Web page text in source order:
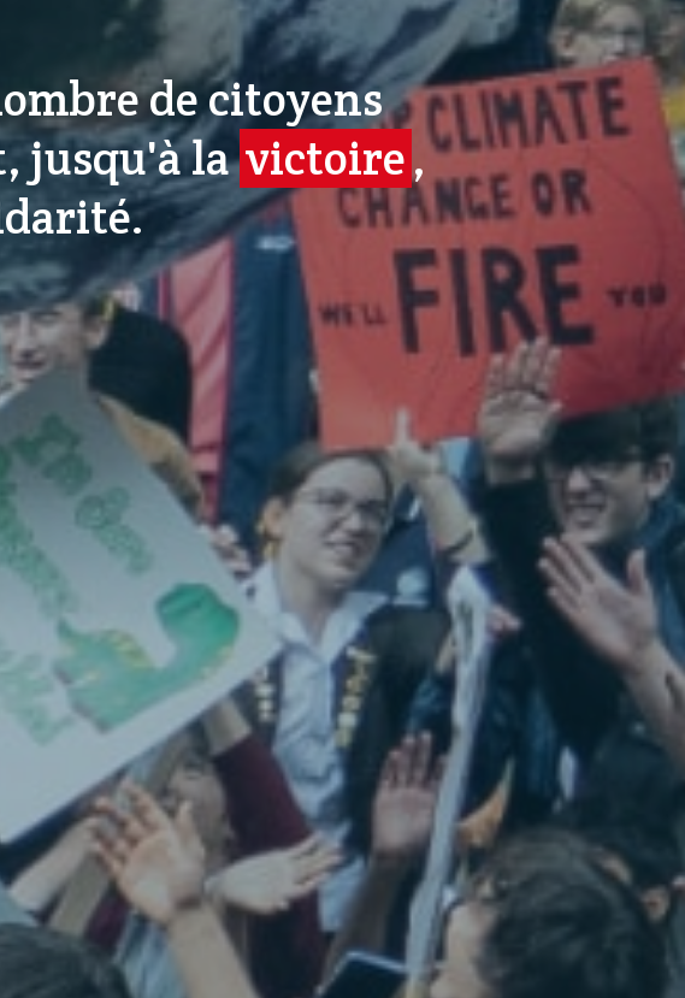
de citoyens
jusqu'à lavictoire,